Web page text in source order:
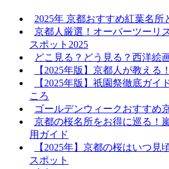
2025年 京都おすすめ紅葉名所
京都人厳選！オーバーツーリ
スポット2025
どこ見る？どう見る？西洋絵
【2025年版】京都人が教える
【2025年版】祇園祭徹底ガ
ころ
ゴールデンウィークおすすめ
京都の桜名所をお得に巡る！
用ガイド
【2025年】京都の桜はいつ見
スポット